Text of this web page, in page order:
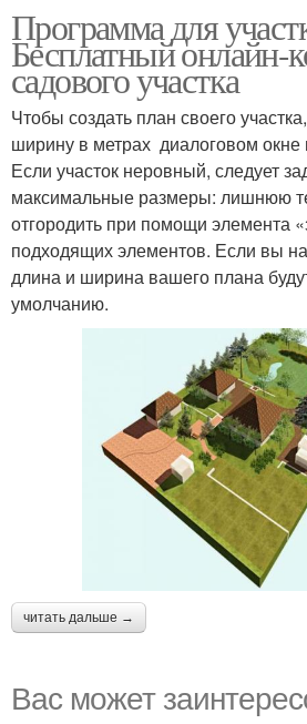
Программа для
Бесплатный онлайн-
садового участка
Чтобы создать план своего
ширину в метрах диалоговом
Если участок неровный, следует
максимальные размеры: лишнюю
отгородить при помощи элемента
подходящих элементов. Если вы
длина и ширина вашего плана
умолчанию.
читать дальше →
Вас может